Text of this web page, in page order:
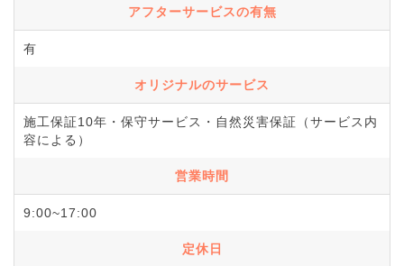
アフターサービスの有無
有
オリジナルのサービス
施工保証10年・保守サービス・自然災害保証（サービス内
容による）
営業時間
9:00~17:00
定休日